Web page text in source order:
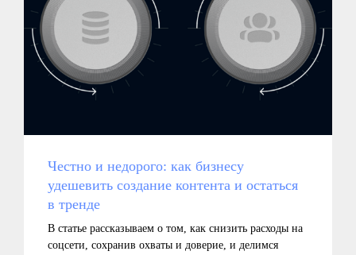
Честно и недорого: как бизнесу
удешевить создание контента и остаться
в тренде
В статье рассказываем о том, как снизить расходы на
соцсети, сохранив охваты и доверие, и делимся